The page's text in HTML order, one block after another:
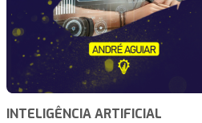
INTELIGÊNCIA ARTIFICIAL